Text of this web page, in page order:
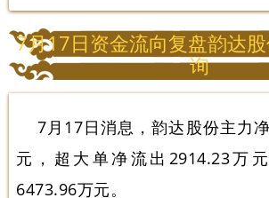
7月17日资金流向复盘韵达
询
7月17日消息，韵达股份主力
元，超大单净流出2914.23万
6473.96万元。